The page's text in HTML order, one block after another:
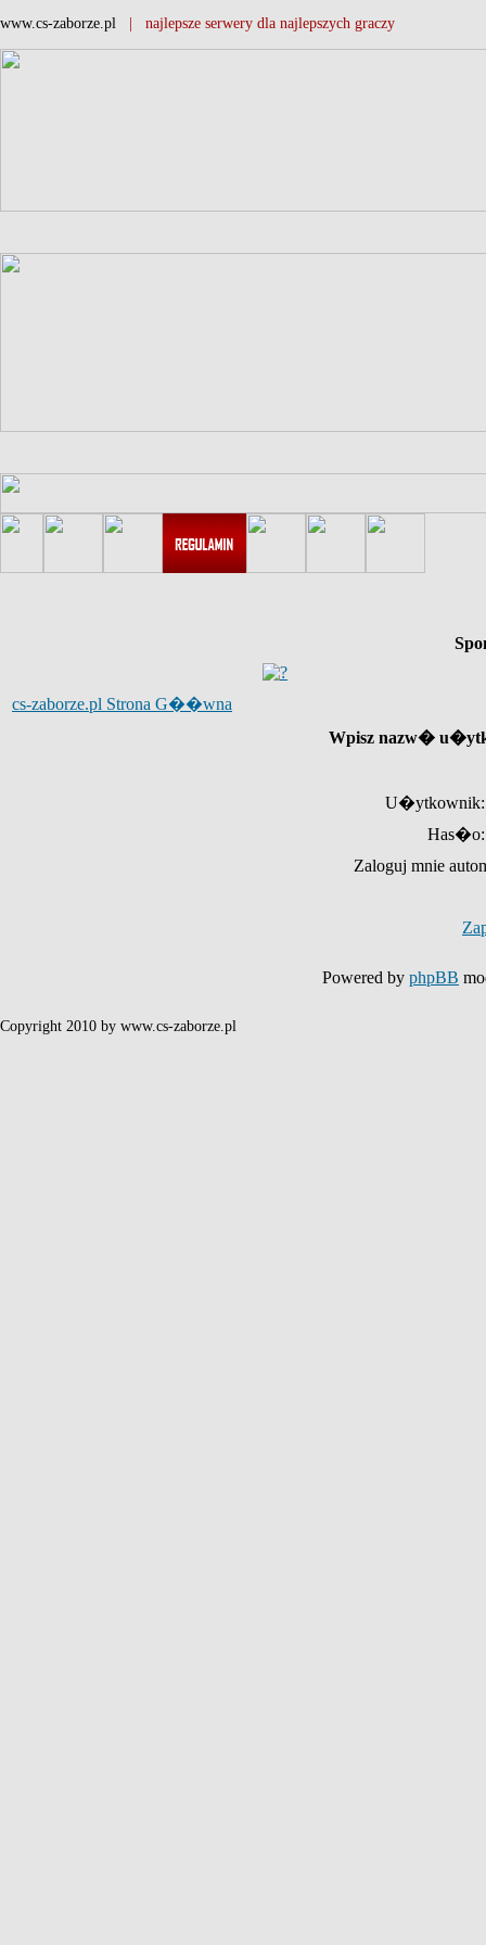
www.cs-zaborze.pl | najlepsze serwery dla najlepszych graczy
cs-zaborze.pl Strona G��wna
Wpisz nazw�
U�ytkownik:
Has�o:
Zaloguj mnie
Powered by phpBB
Copyright 2010 by www.cs-zaborze.pl